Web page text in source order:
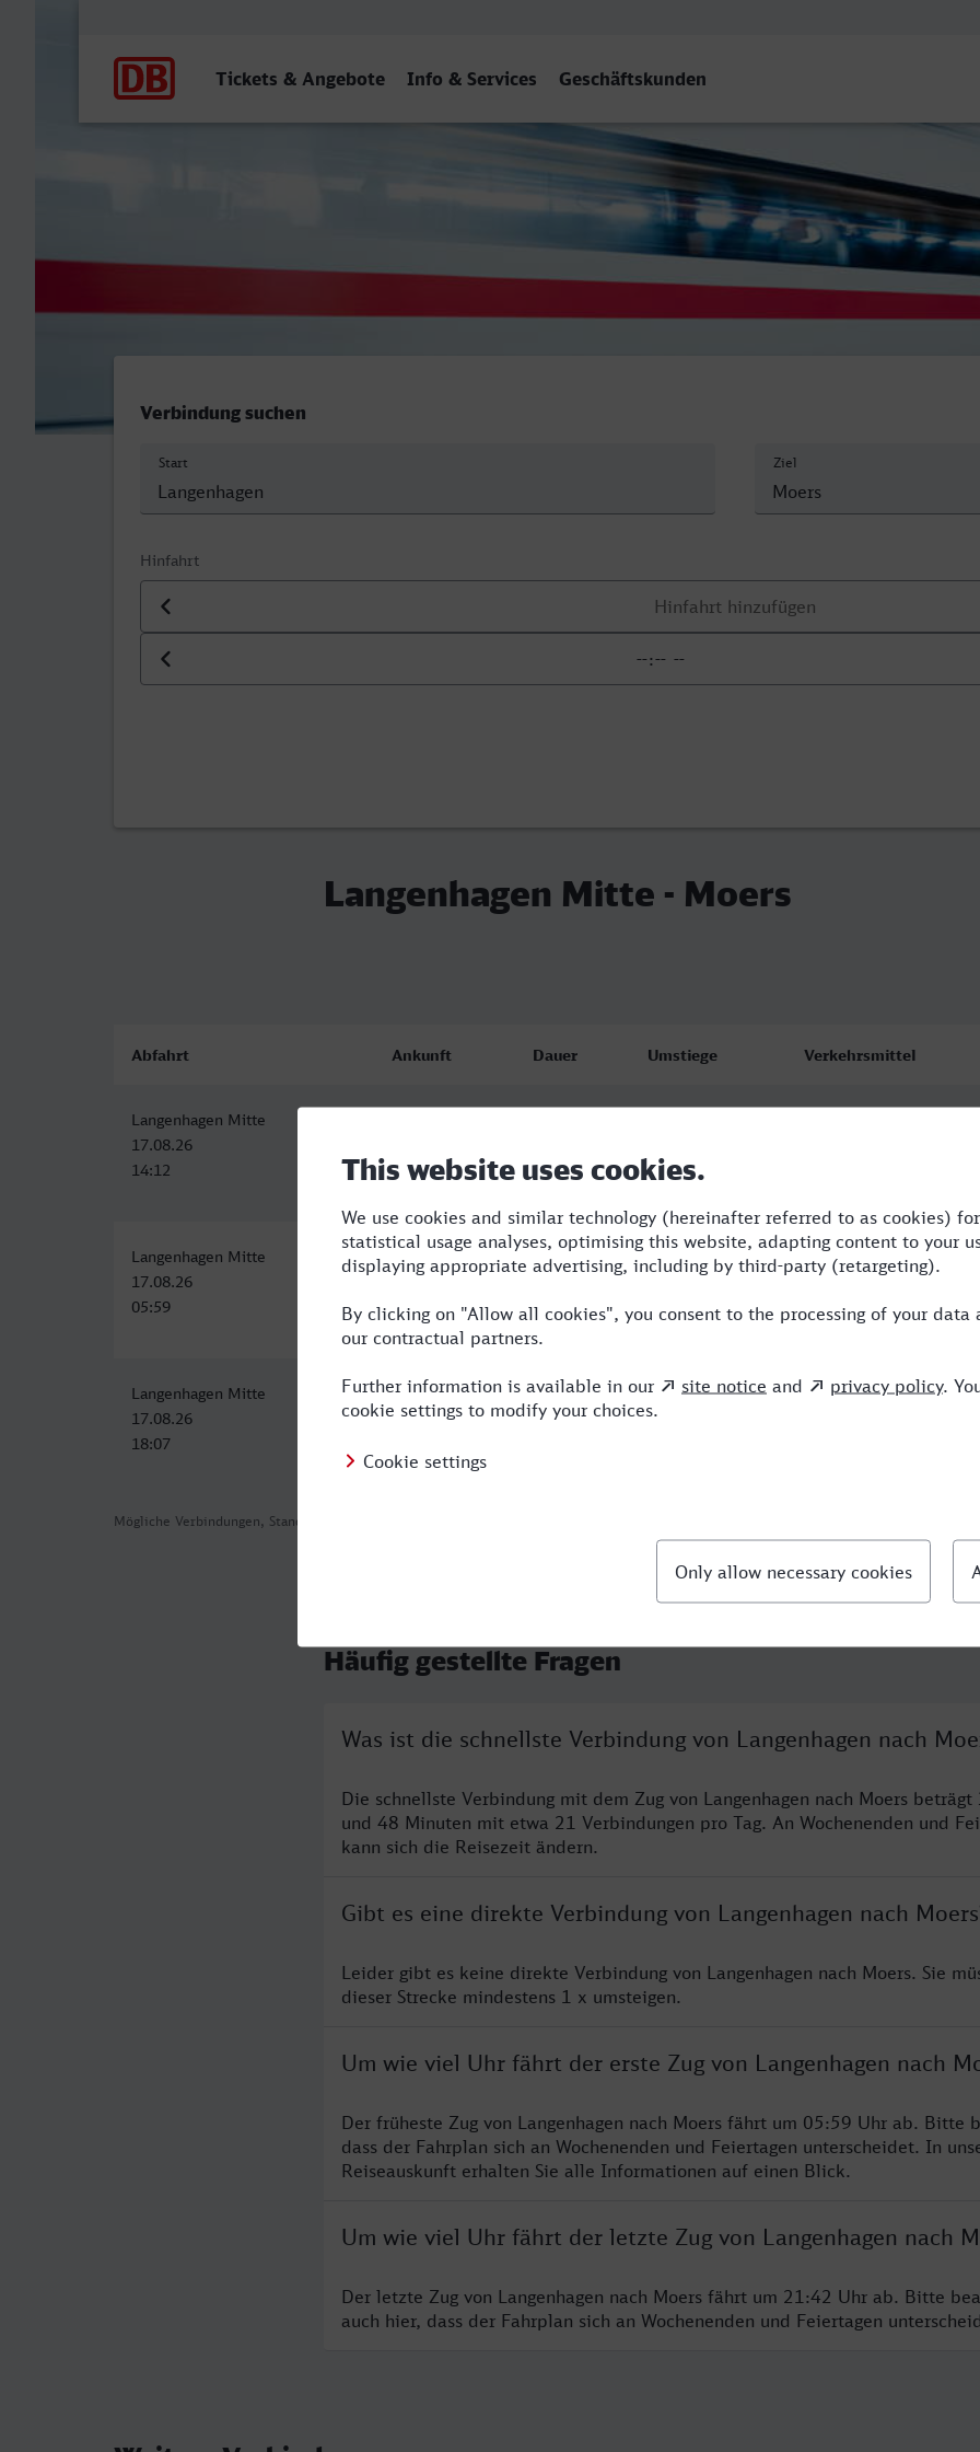
Tickets & Angebote Info & Services Geschäftskunden
Langenhagen Mitte - Moers
Verbindung suchen
Start Ziel
Hinfahrt
Datum der Hinfahrt
Uhrzeit der Hinfahrt
Langenhagen Mitte - Moers
Mögliche Verbindungen, Stand: 2026-08-03 05:36
Abfahrt Ankunft Dauer Umstiege Verkehrsmittel
Langenhagen Mitte
17.08.26
14:12
18:00
Langenhagen Mitte
17.08.26
05:59
Moers
17.08.26
10:02
4:03 RB,RRB,ICE
Langenhagen Mitte
17.08.26
18:07
Moers
17.08.26
4:21 2 RE,RRB,ICE
Häufig gestellte Fragen
Was ist die schnellste Verbindung von Langenhagen nach
Die schnellste Verbindung mit dem Zug von Langenhagen nach Moers beträgt
und 48 Minuten mit etwa 21 Verbindungen pro Tag. An Wochenenden und
kann sich die Reisezeit ändern.
Gibt es eine direkte Verbindung von Langenhagen nach
Leider gibt es keine direkte Verbindung von Langenhagen nach Moers. Sie
dieser Strecke mindestens 1 x umsteigen.
Um wie viel Uhr fährt der erste Zug von Langenhagen nach
Der früheste Zug von Langenhagen nach Moers fährt um 05:59 Uhr ab. Bitte
dass der Fahrplan sich an Wochenenden und Feiertagen unterscheidet. In
Reiseauskunft erhalten Sie alle Informationen auf einen Blick.
Um wie viel Uhr fährt der letzte Zug von Langenhagen nach
Der letzte Zug von Langenhagen nach Moers fährt um 21:42 Uhr ab. Bitte
auch hier, dass der Fahrplan sich an Wochenenden und Feiertagen